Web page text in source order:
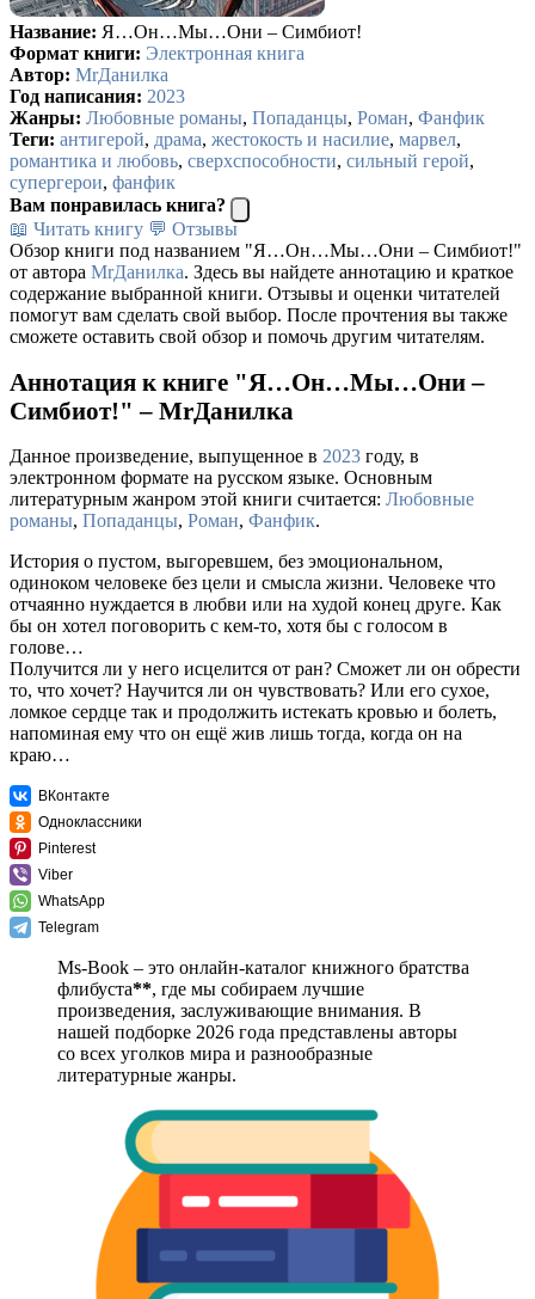
Название: Я…Он…Мы…Они – Симбиот!
Формат книги: Электронная книга
Автор: MrДанилка
Год написания: 2023
Жанры: Любовные романы, Попаданцы, Роман, Фанфик
Теги: антигерой, драма, жестокость и насилие, марвел,
романтика и любовь, сверхспособности, сильный герой,
супергерои, фанфик
Вам понравилась книга?
📖 Читать книгу 💬 Отзывы
Обзор книги под названием "Я…Он…Мы…Они – Симбиот!"
от автора MrДанилка. Здесь вы найдете аннотацию и краткое
содержание выбранной книги. Отзывы и оценки читателей
помогут вам сделать свой выбор. После прочтения вы также
сможете оставить свой обзор и помочь другим читателям.
Аннотация к книге "Я…Он…Мы…Они –
Симбиот!" – MrДанилка
Данное произведение, выпущенное в 2023 году, в
электронном формате на русском языке. Основным
литературным жанром этой книги считается: Любовные
романы, Попаданцы, Роман, Фанфик.
История о пустом, выгоревшем, без эмоциональном,
одиноком человеке без цели и смысла жизни. Человеке что
отчаянно нуждается в любви или на худой конец друге. Как
бы он хотел поговорить с кем-то, хотя бы с голосом в
голове…
Получится ли у него исцелится от ран? Сможет ли он обрести
то, что хочет? Научится ли он чувствовать? Или его сухое,
ломкое сердце так и продолжить истекать кровью и болеть,
напоминая ему что он ещё жив лишь тогда, когда он на
краю…
ВКонтакте
Одноклассники
Pinterest
Viber
WhatsApp
Telegram
Ms-Book – это онлайн-каталог книжного братства
флибуста**, где мы собираем лучшие
произведения, заслуживающие внимания. В
нашей подборке 2026 года представлены авторы
со всех уголков мира и разнообразные
литературные жанры.